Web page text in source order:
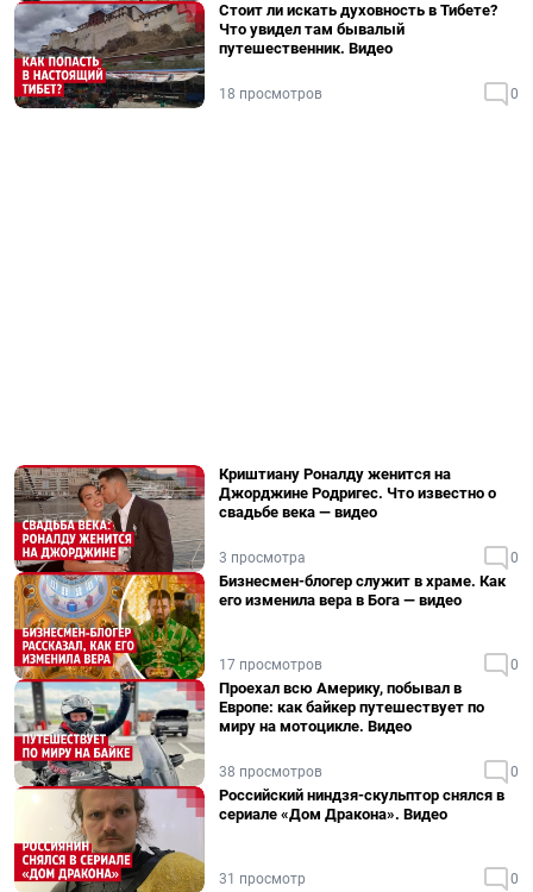
Стоит ли искать духовность в Тибете?
Что увидел там бывалый
путешественник. Видео
18 просмотров 0
Криштиану Роналду женится на
Джорджине Родригес. Что известно о
свадьбе века — видео
3 просмотра 0
Бизнесмен-блогер служит в храме. Как
его изменила вера в Бога — видео
17 просмотров 0
Проехал всю Америку, побывал в
Европе: как байкер путешествует по
миру на мотоцикле. Видео
38 просмотров 0
Российский ниндзя-скульптор снялся в
сериале «Дом Дракона». Видео
31 просмотр 0